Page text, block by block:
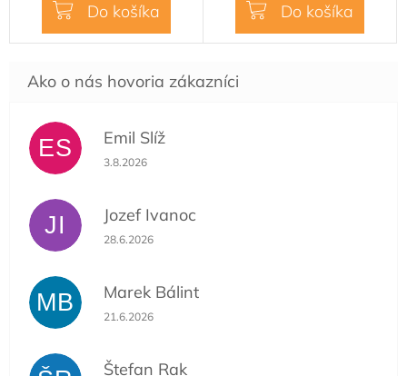
Do košíka Do košíka
ES Emil Slíž
Hodnotenie obchodu je 5 z 5 hviezdičiek.
3.8.2026
JI Jozef Ivanoc
Hodnotenie obchodu je 5 z 5 hviezdičiek.
28.6.2026
MB Marek Bálint
Hodnotenie obchodu je 5 z 5 hviezdičiek.
21.6.2026
Štefan Rak